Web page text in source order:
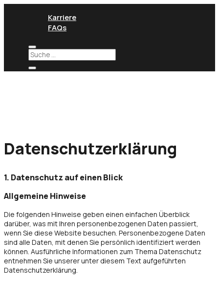
Karriere
FAQs
Datenschutz­erklärung
1. Datenschutz auf einen Blick
Allgemeine Hinweise
Die folgenden Hinweise geben einen einfachen Überblick
darüber, was mit Ihren personenbezogenen Daten passiert,
wenn Sie diese Website besuchen. Personenbezogene Daten
sind alle Daten, mit denen Sie persönlich identifiziert werden
können. Ausführliche Informationen zum Thema Datenschutz
entnehmen Sie unserer unter diesem Text aufgeführten
Datenschutzerklärung.